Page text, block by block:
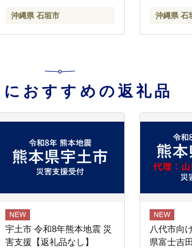
沖縄県 石垣市 沖縄県 石
おすすめの返礼品
宇土市 令和8年熊本地震 災
害支援【返礼品なし】
八代市向
県富士吉